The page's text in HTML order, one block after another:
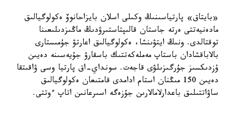
«بايتاق» پارتياسىنىڭ وكىلى اسلان بايزاحانوۆ ەكولوگيالىق
مادەنيەتتى ەرتە جاستان قالىپتاستىرۋدىڭ ماڭىزدىلىعىنا
توقتالدى. ونىڭ ايتۋىنشا، ەكولوگيالىق اعارتۋ جۇمىستارى
بالاباقشادان باستاپ مەملەكەتتىك باسقارۋ جۇيەسىنە دەيىن
ۇزدىكسىز جۇرگىزىلۋى قاجەت. سونداي-اق پارتيا وسى ۋاقىتقا
دەيىن 150 مىڭنان استام ادامدى قامتىعان ەكولوگيالىق
ساۋاتتىلىق باعدارلامالارىن جۇزەگە اسىرعانىن اتاپ ءوتتى.